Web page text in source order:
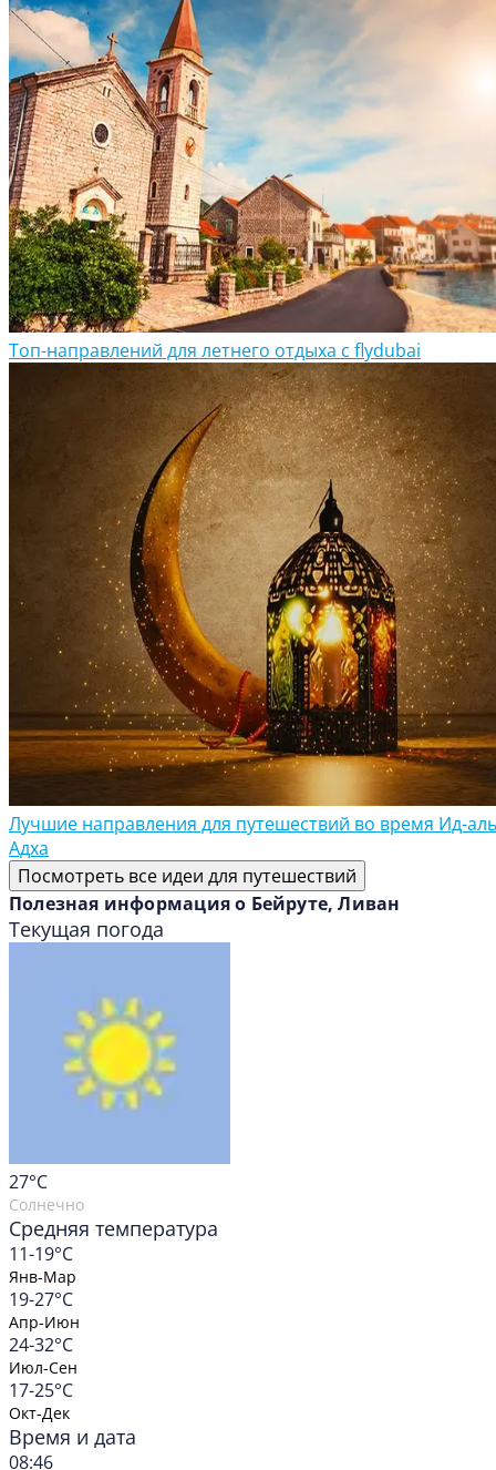
Топ-направлений для летнего отдыха с flydubai
Лучшие направления для путешествий во время Ид-
Адха
Посмотреть все идеи для путешествий
Полезная информация о Бейруте, Ливан
Текущая погода
27°C
Солнечно
Средняя температура
11-19°C
Янв-Мар
19-27°C
Апр-Июн
24-32°C
Июл-Сен
17-25°C
Окт-Дек
Время и дата
08:46